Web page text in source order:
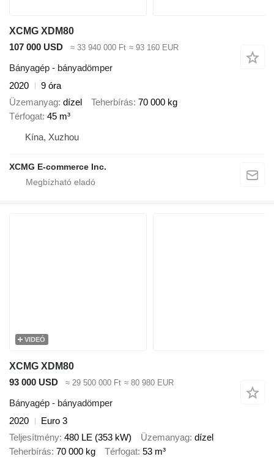
XCMG XDM80
107 000 USD
≈ 33 940 000 Ft ≈ 93 160 EUR
Bányagép - bányadömper
2020
9 óra
Üzemanyag dízel Teherbírás 70 000 kg
Térfogat 45 m³
Kína, Xuzhou
XCMG E-commerce Inc.
VIDEÓ
XCMG XDM80
93 000 USD
≈ 29 500 000 Ft ≈ 80 980 EUR
Bányagép - bányadömper
2020
Euro 3
Teljesítmény 480 LE (353 kW) Üzemanyag dízel
Teherbírás 70 000 kg Térfogat 53 m³